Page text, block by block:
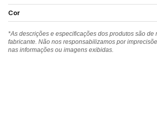
Cor
*As descrições e especificações dos produtos são
fabricante. Não nos responsabilizamos por
nas informações ou imagens exibidas.